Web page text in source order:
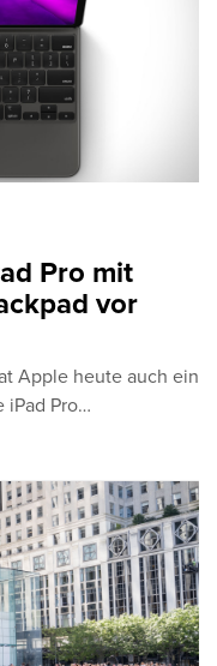
Pro mit
vor
Apple heute auch ein
iPad Pro…